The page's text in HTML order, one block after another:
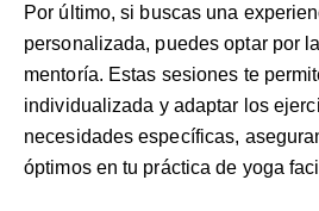
Por último, si buscas una
personalizada, puedes optar por
mentoría. Estas sesiones te
individualizada y adaptar los
necesidades específicas,
óptimos en tu práctica de yoga